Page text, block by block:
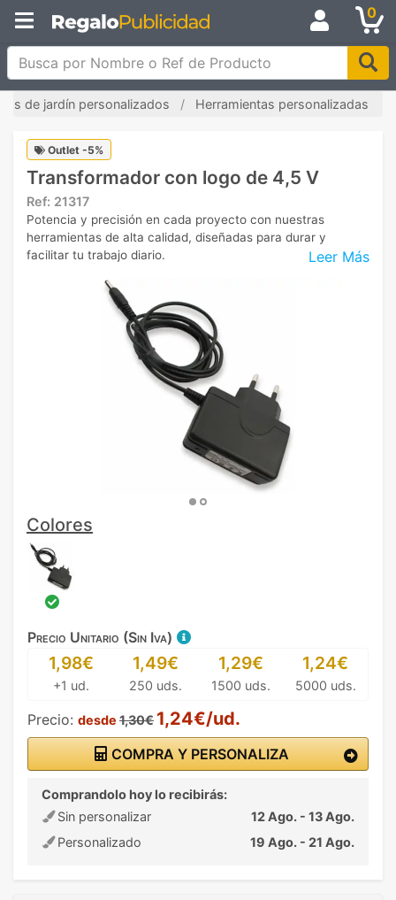
0
Busca por Nombre o Ref de Producto
de jardín personalizados Herramientas personalizadas
Outlet -5%
Transformador con logo de 4,5 V
Ref: 21317
Leer Más
Potencia y precisión en cada proyecto con nuestras
herramientas de alta calidad, diseñadas para durar y
facilitar tu trabajo diario.
Colores
Precio Unitario (Sin Iva)
1,98€
+1 ud.
1,49€
250 uds.
1,29€
1500 uds.
1,24€
5000 uds.
Precio: desde 1,30€ 1,24€/ud.
COMPRA Y PERSONALIZA
Comprandolo hoy lo recibirás:
Sin personalizar
12 Ago. - 13 Ago.
Personalizado
19 Ago. - 21 Ago.